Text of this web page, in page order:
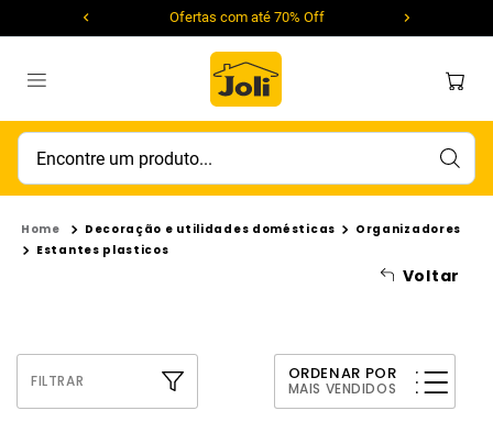
Ofertas com até 70% Off
Encontre um produto...
Voltar
Decoração e utilidades domésticas
Organizadores
Estantes plasticos
FILTRAR ORDENAR POR
MAIS VENDIDOS